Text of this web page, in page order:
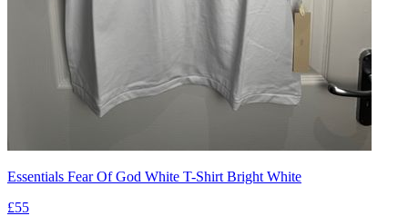
Essentials Fear Of God White T-Shirt Bright White
£55